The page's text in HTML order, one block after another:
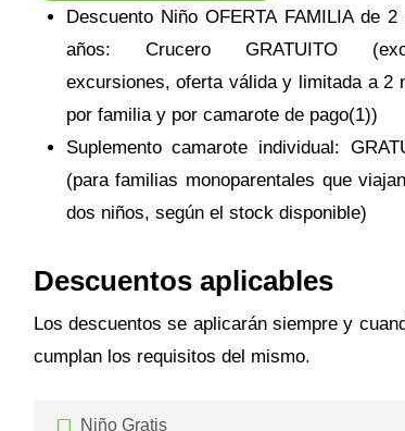
Descuento Niño OFERTA FAMILIA de
años: Crucero GRATUITO
excursiones, oferta válida y limitada a 2
por familia y por camarote de pago(1))
Suplemento camarote individual:
(para familias monoparentales que
dos niños, según el stock
Descuentos aplicables
Los descuentos se aplicarán siempre y
cumplan los requisitos del mismo.
Niño Gratis